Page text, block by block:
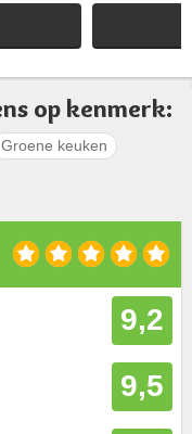
op kenmerk:
Groene keuken
9,2
9,5